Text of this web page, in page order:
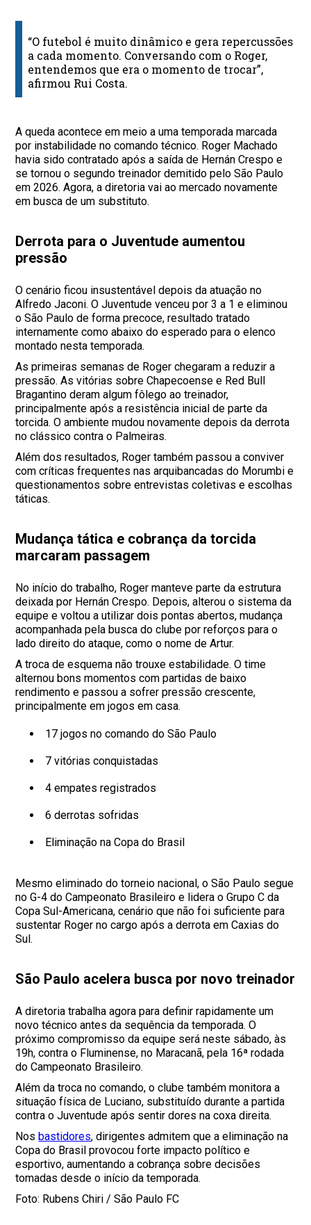
“O futebol é muito dinâmico e gera repercussões
a cada momento. Conversando com o Roger,
entendemos que era o momento de trocar”,
afirmou Rui Costa.
A queda acontece em meio a uma temporada marcada
por instabilidade no comando técnico. Roger Machado
havia sido contratado após a saída de Hernán Crespo e
se tornou o segundo treinador demitido pelo São Paulo
em 2026. Agora, a diretoria vai ao mercado novamente
em busca de um substituto.
Derrota para o Juventude aumentou
pressão
O cenário ficou insustentável depois da atuação no
Alfredo Jaconi. O Juventude venceu por 3 a 1 e eliminou
o São Paulo de forma precoce, resultado tratado
internamente como abaixo do esperado para o elenco
montado nesta temporada.
As primeiras semanas de Roger chegaram a reduzir a
pressão. As vitórias sobre Chapecoense e Red Bull
Bragantino deram algum fôlego ao treinador,
principalmente após a resistência inicial de parte da
torcida. O ambiente mudou novamente depois da derrota
no clássico contra o Palmeiras.
Além dos resultados, Roger também passou a conviver
com críticas frequentes nas arquibancadas do Morumbi e
questionamentos sobre entrevistas coletivas e escolhas
táticas.
Mudança tática e cobrança da torcida
marcaram passagem
No início do trabalho, Roger manteve parte da estrutura
deixada por Hernán Crespo. Depois, alterou o sistema da
equipe e voltou a utilizar dois pontas abertos, mudança
acompanhada pela busca do clube por reforços para o
lado direito do ataque, como o nome de Artur.
A troca de esquema não trouxe estabilidade. O time
alternou bons momentos com partidas de baixo
rendimento e passou a sofrer pressão crescente,
principalmente em jogos em casa.
17 jogos no comando do São Paulo
7 vitórias conquistadas
4 empates registrados
6 derrotas sofridas
Eliminação na Copa do Brasil
Mesmo eliminado do torneio nacional, o São Paulo segue
no G-4 do Campeonato Brasileiro e lidera o Grupo C da
Copa Sul-Americana, cenário que não foi suficiente para
sustentar Roger no cargo após a derrota em Caxias do
Sul.
São Paulo acelera busca por novo treinador
A diretoria trabalha agora para definir rapidamente um
novo técnico antes da sequência da temporada. O
próximo compromisso da equipe será neste sábado, às
19h, contra o Fluminense, no Maracanã, pela 16ª rodada
do Campeonato Brasileiro.
Além da troca no comando, o clube também monitora a
situação física de Luciano, substituído durante a partida
contra o Juventude após sentir dores na coxa direita.
Nosbastidores, dirigentes admitem que a eliminação na
Copa do Brasil provocou forte impacto político e
esportivo, aumentando a cobrança sobre decisões
tomadas desde o início da temporada.
Foto: Rubens Chiri / São Paulo FC